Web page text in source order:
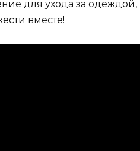
для ухода за одеждой,
вместе!